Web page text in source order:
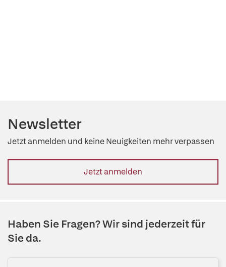
Newsletter
Jetzt anmelden und keine Neuigkeiten mehr verpassen
Jetzt anmelden
Haben Sie Fragen? Wir sind jederzeit für
Sie da.